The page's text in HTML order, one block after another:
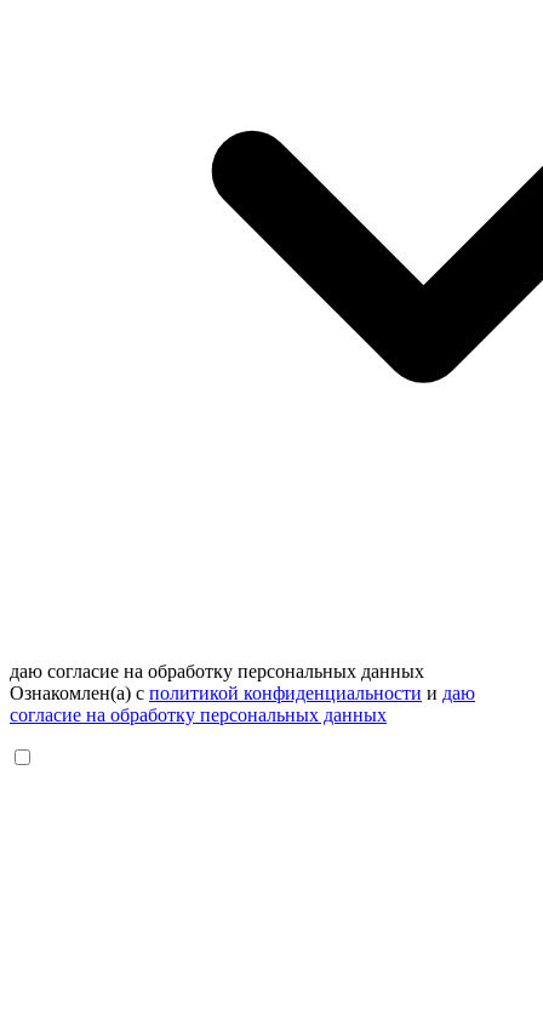
даю согласие на обработку персональных данных
Ознакомлен(а) с политикой конфиденциальности и даю
согласие на обработку персональных данных